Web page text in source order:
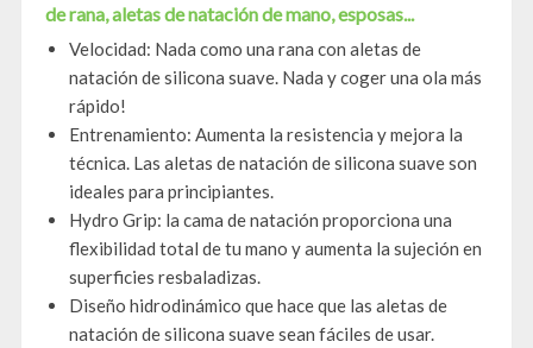
de rana, aletas de natación de mano, esposas...
Velocidad: Nada como una rana con aletas de
natación de silicona suave. Nada y coger una ola más
rápido!
Entrenamiento: Aumenta la resistencia y mejora la
técnica. Las aletas de natación de silicona suave son
ideales para principiantes.
Hydro Grip: la cama de natación proporciona una
flexibilidad total de tu mano y aumenta la sujeción en
superficies resbaladizas.
Diseño hidrodinámico que hace que las aletas de
natación de silicona suave sean fáciles de usar.